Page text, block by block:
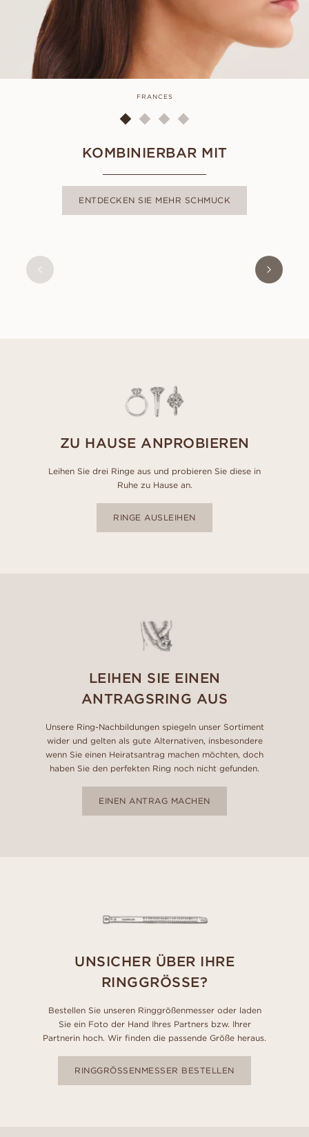
FRANCES
KOMBINIERBAR MIT
ENTDECKEN SIE MEHR SCHMUCK
ZU HAUSE ANPROBIEREN
Leihen Sie drei Ringe aus und probieren Sie diese in
Ruhe zu Hause an.
RINGE AUSLEIHEN
LEIHEN SIE EINEN
ANTRAGSRING AUS
Unsere Ring-Nachbildungen spiegeln unser Sortiment
wider und gelten als gute Alternativen, insbesondere
wenn Sie einen Heiratsantrag machen möchten, doch
haben Sie den perfekten Ring noch nicht gefunden.
EINEN ANTRAG MACHEN
UNSICHER ÜBER IHRE
RINGGRÖSSE?
Bestellen Sie unseren Ringgrößenmesser oder laden
Sie ein Foto der Hand Ihres Partners bzw. Ihrer
Partnerin hoch. Wir finden die passende Größe heraus.
RINGGRÖSSENMESSER BESTELLEN